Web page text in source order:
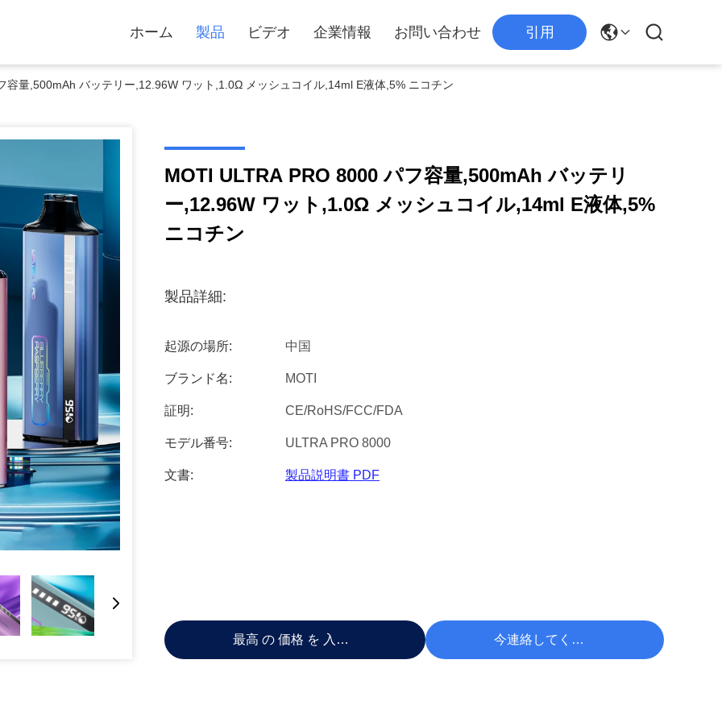
ホーム 製品 ビデオ 企業情報 お問い合わせ 引用
容量,500mAh バッテリー,12.96W ワット,1.0Ω メッシュコイル,14ml E液体,5% ニコチン
MOTI ULTRA PRO 8000 パフ容量,500mAh バッテリ
ー,12.96W ワット,1.0Ω メッシュコイル,14ml E液体,5%
ニコチン
製品詳細:
起源の場所: 中国
ブランド名: MOTI
証明: CE/RoHS/FCC/FDA
モデル番号: ULTRA PRO 8000
文書: 製品説明書 PDF
最高 の 価格 を 入手 する 今連絡してください